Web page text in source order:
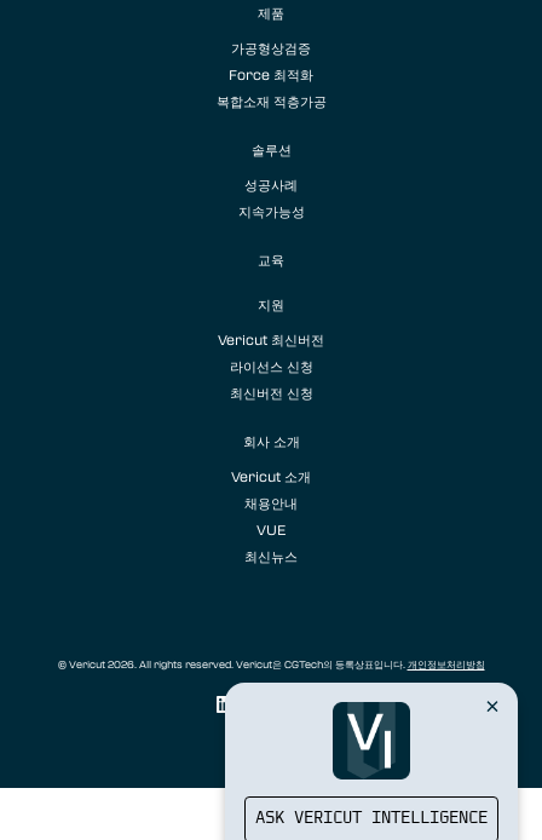
제품
가공형상검증
Force 최적화
복합소재 적층가공
솔루션
성공사례
지속가능성
교육
지원
Vericut 최신버전
라이선스 신청
최신버전 신청
회사 소개
Vericut 소개
채용안내
VUE
최신뉴스
© Vericut 2026. All rights reserved. Vericut은 CGTech의 등록상표입니다.개인정보처리방침
ASK VERICUT INTELLIGENCE